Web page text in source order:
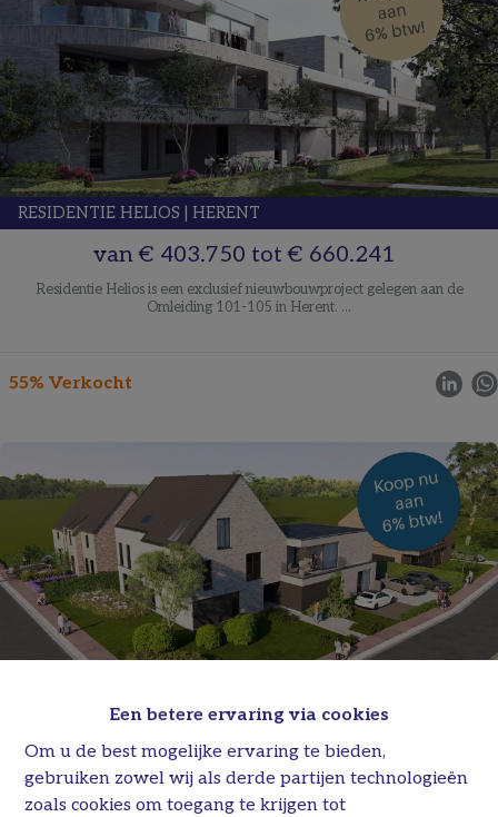
Een betere ervaring via cookies
Om u de best mogelijke ervaring te bieden,
gebruiken zowel wij als derde partijen technologieën
zoals cookies om toegang te krijgen tot
RESIDENTIE HELIOS HERENT
van € 403.750 tot € 660.241
Residentie Helios is een exclusief nieuwbouwproject gelegen aan de
Omleiding 101-105 in Herent. ...
55% Verkocht
RESIDENTIE MERLOT ZONHOVEN
van€ 349.412,5tot € 480.315,5
...